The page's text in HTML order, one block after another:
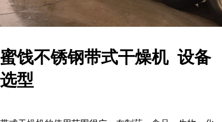
蜜饯不锈钢带式干燥机 设备
选型